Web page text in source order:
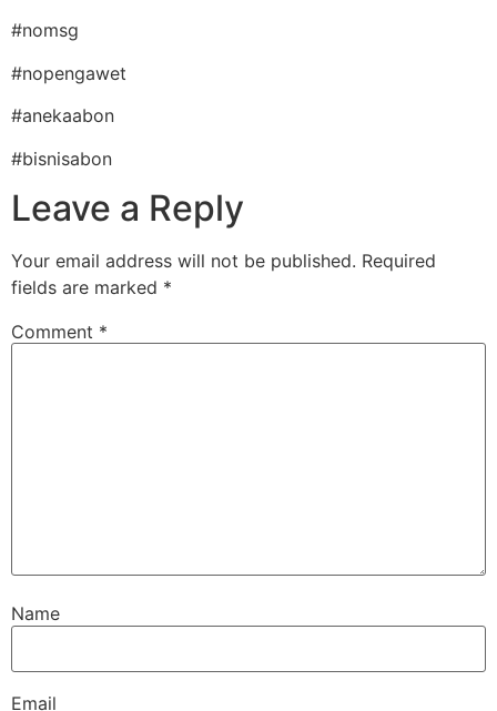
#nomsg
#nopengawet
#anekaabon
#bisnisabon
Leave a Reply
Your email address will not be published. Required
fields are marked *
Comment *
Name
Email